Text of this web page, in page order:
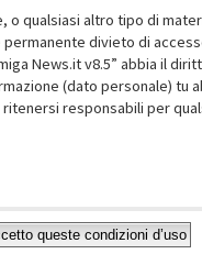
qualsiasi altro tipo di
divieto di
News.it v8.5” abbia il
(dato personale) tu
responsabili per